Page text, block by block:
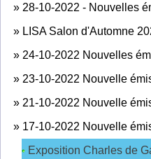
» 28-10-2022 - Nouvelles
» LISA Salon d'Automne
» 24-10-2022 Nouvelles
» 23-10-2022 Nouvelle
» 21-10-2022 Nouvelle
» 17-10-2022 Nouvelle
Exposition Charles de